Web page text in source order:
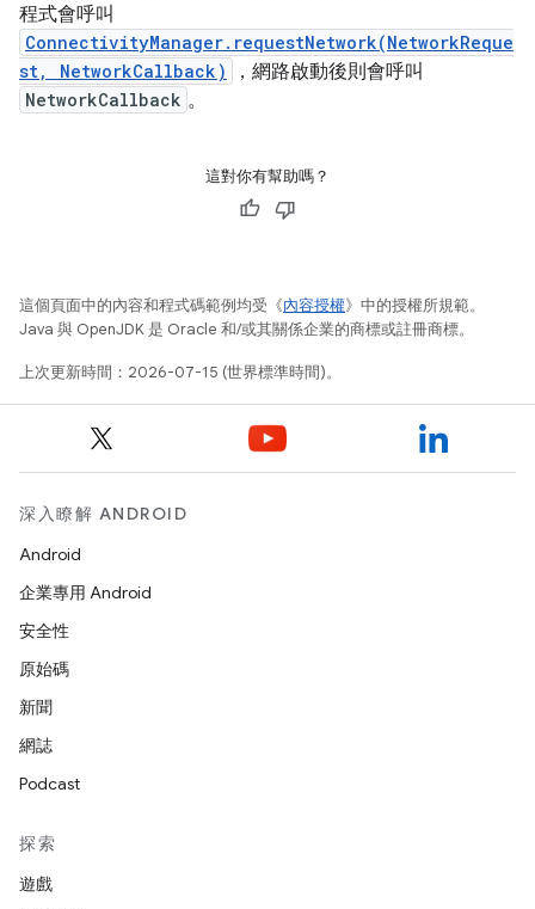
程式會呼叫
ConnectivityManager.requestNetwork(NetworkReque
st, NetworkCallback)
，網路啟動後則會呼叫
NetworkCallback 。
這對你有幫助嗎？
這個頁面中的內容和程式碼範例均受《內容授權》中的授權所規範。
Java 與 OpenJDK 是 Oracle 和/或其關係企業的商標或註冊商標。
上次更新時間：2026-07-15 (世界標準時間)。
深入瞭解 ANDROID
Android
企業專用 Android
安全性
原始碼
新聞
網誌
Podcast
探索
遊戲